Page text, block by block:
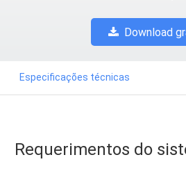
Download
Especificações técnicas
Requerimentos do